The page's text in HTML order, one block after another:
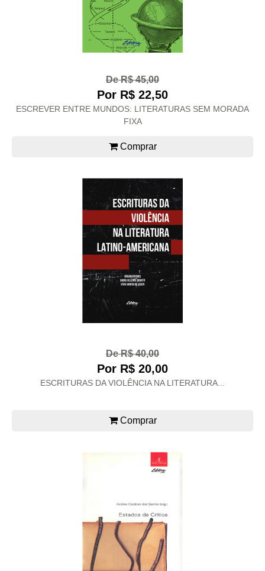
De R$ 45,00
Por R$ 22,50
ESCREVER ENTRE MUNDOS: LITERATURAS SEM MORADA
FIXA
Comprar
De R$ 40,00
Por R$ 20,00
ESCRITURAS DA VIOLÊNCIA NA LITERATURA...
Comprar